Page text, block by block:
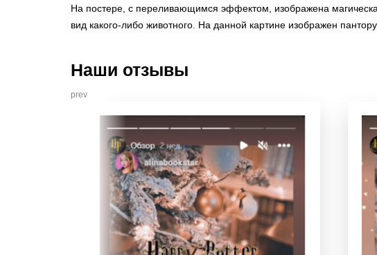
На постере, с переливающимся эффектом, изображена
вид какого-либо животного. На данной картине изображен
Наши отзывы
prev